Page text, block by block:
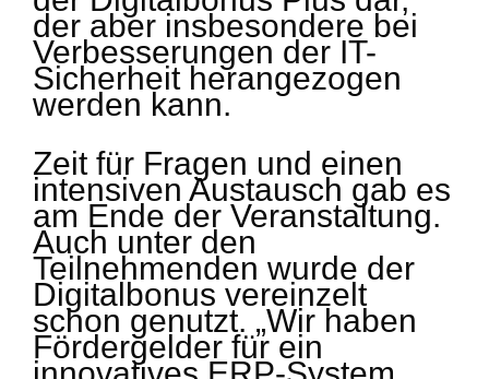
der aber insbesondere bei
Verbesserungen der IT-
Sicherheit herangezogen
werden kann.
Zeit für Fragen und einen
intensiven Austausch gab es
am Ende der Veranstaltung.
Auch unter den
Teilnehmenden wurde der
Digitalbonus vereinzelt
schon genutzt. „Wir haben
Fördergelder für ein